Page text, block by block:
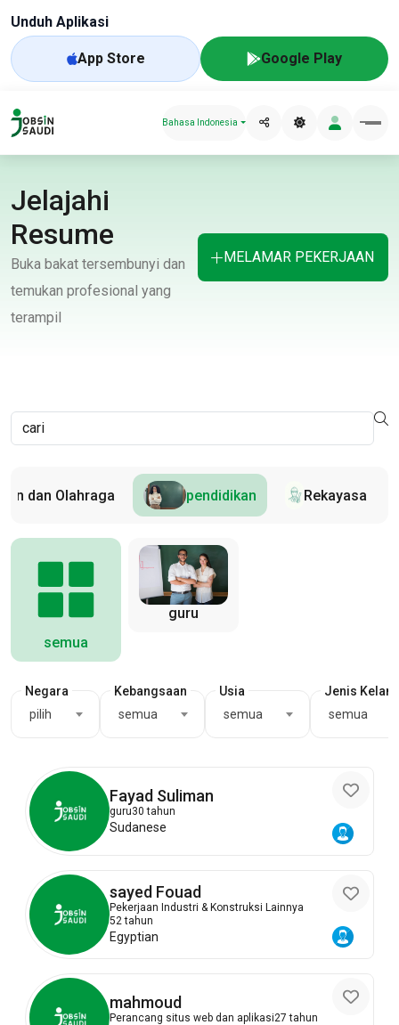
Unduh Aplikasi
App Store Google Play
Bahasa Indonesia
Jelajahi
Resume
Buka bakat tersembunyi dan
temukan profesional yang
terampil
MELAMAR PEKERJAAN
dan Olahraga pendidikan Rekayasa
semua
guru
Negara
pilih
Kebangsaan
semua
Usia
semua
Jenis
semua
Fayad Suliman
guru30 tahun
Sudanese
sayed Fouad
Pekerjaan Industri & Konstruksi Lainnya
52 tahun
Egyptian
mahmoud
Perancang situs web dan aplikasi27 tahun